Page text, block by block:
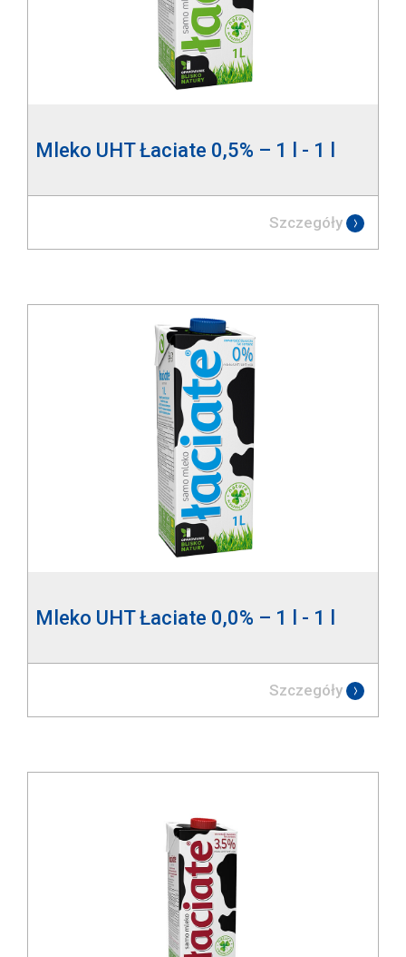
Mleko UHT Łaciate 0,5% – 1 l - 1 l
Szczegóły
Mleko UHT Łaciate 0,0% – 1 l - 1 l
Szczegóły